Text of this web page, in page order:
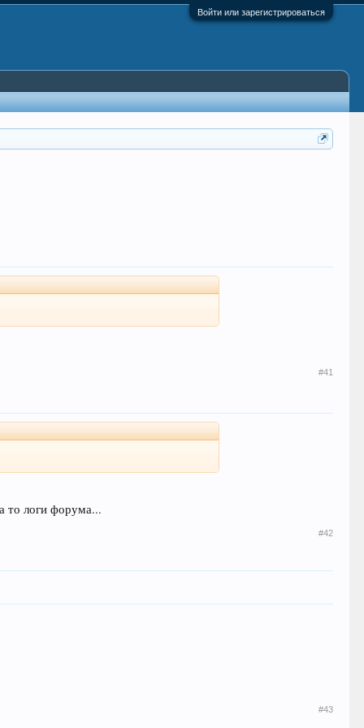
Войти или зарегистрироваться
#41
то логи форума...
#42
#43